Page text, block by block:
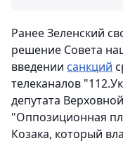
Ранее Зеленский
решение Совета
введении санкций
телеканалов
депутата
"Оппозиционная
Козака, который